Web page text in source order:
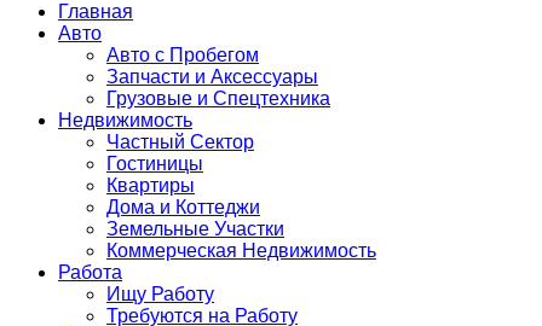
Главная
Авто
Авто с Пробегом
Запчасти и Аксессуары
Грузовые и Спецтехника
Недвижимость
Частный Сектор
Гостиницы
Квартиры
Дома и Коттеджи
Земельные Участки
Коммерческая Недвижимость
Работа
Ищу Работу
Требуются на Работу